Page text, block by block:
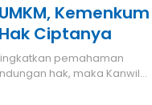
Kemenkum
Ciptanya
hak, maka Kanwil